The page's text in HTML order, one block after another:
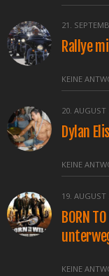
21.
Rallye
KEINE
20. AUGUST
Dylan
KEINE
19. AUGUST
BORN
KEINE